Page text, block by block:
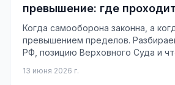
превышение: где
Когда самооборона законна, а
превышением пределов.
РФ, позицию Верховного Суда и
13 июня 2026 г.